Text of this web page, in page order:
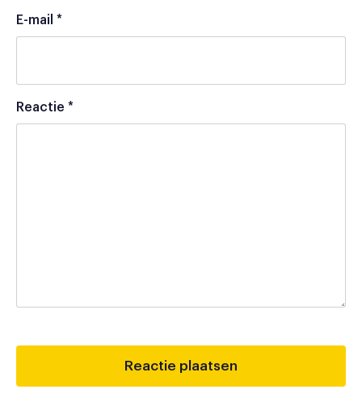
E-mail *
Reactie *